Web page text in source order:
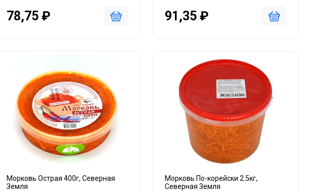
78,75 ₽ 91,35 ₽
Морковь Острая 400г, Северная
Земля
Морковь По-корейски 2.5кг,
Северная Земля